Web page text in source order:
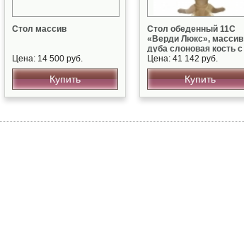
Стол массив
Цена: 14 500 руб.
Купить
Стол обеденный 11С
«Верди Люкс», массив
дуба слоновая кость с
патиной
Цена: 41 142 руб.
Купить